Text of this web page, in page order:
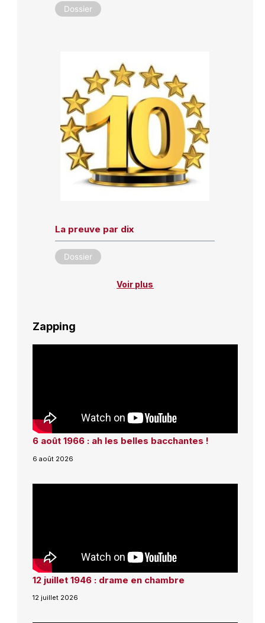
Dossier
La preuve par dix
Dossier
Voir plus
Zapping
6 août 1966 : ah les belles bacchantes !
6 août 2026
12 juillet 1946 : drame en chambre
12 juillet 2026